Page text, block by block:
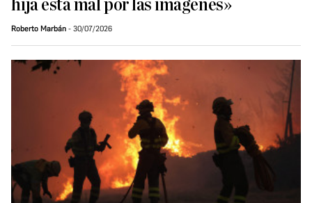
hija está mal por las imágenes»
Roberto Marbán 30/07/2026